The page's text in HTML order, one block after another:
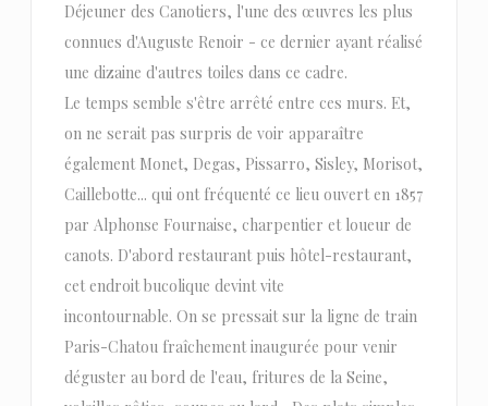
Déjeuner des Canotiers, l'une des œuvres les plus
connues d'Auguste Renoir - ce dernier ayant réalisé
une dizaine d'autres toiles dans ce cadre.
Le temps semble s'être arrêté entre ces murs. Et,
on ne serait pas surpris de voir apparaître
également Monet, Degas, Pissarro, Sisley, Morisot,
Caillebotte... qui ont fréquenté ce lieu ouvert en 1857
par Alphonse Fournaise, charpentier et loueur de
canots. D'abord restaurant puis hôtel-restaurant,
cet endroit bucolique devint vite
incontournable. On se pressait sur la ligne de train
Paris-Chatou fraîchement inaugurée pour venir
déguster au bord de l'eau, fritures de la Seine,